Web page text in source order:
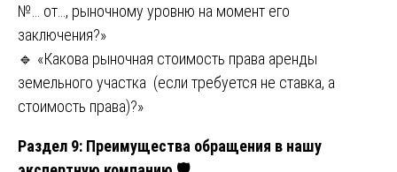
№… от…, рыночному уровню на момент его
заключения?»
🔹 «Какова рыночная стоимость права аренды
земельного участка (если требуется не ставка, а
стоимость права)?»
Раздел 9: Преимущества обращения в нашу